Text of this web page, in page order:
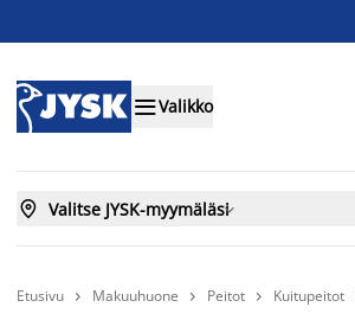
Valikko
 Valitse JYSK-myymäläsi
Etusivu  Makuuhuone  Peitot  Kuitupeitot